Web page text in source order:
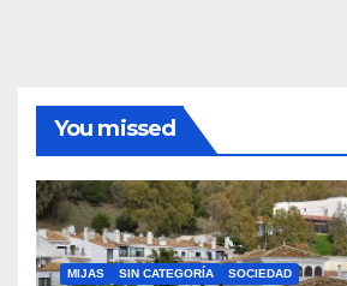
You missed
MIJAS SIN CATEGORÍA SOCIEDAD